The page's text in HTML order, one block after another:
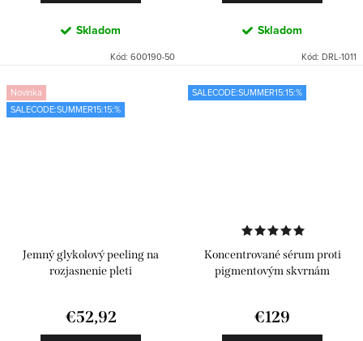
Skladom
Kód: 600190-50
Skladom
Kód: DRL-1011
Novinka
SALECODE:SUMMER15:15:%
Jemný glykolový peeling na
rozjasnenie pleti
€52,92
SALECODE:SUMMER15:15:%
Koncentrované sérum proti
pigmentovým skvrnám
€129